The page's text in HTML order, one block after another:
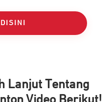
Lanjut Tentang